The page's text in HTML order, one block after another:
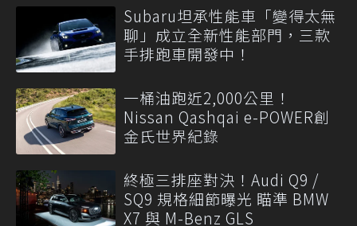
Subaru坦承性能車「變得太無
聊」成立全新性能部門，三款
手排跑車開發中！
一桶油跑近2,000公里！
Nissan Qashqai e-POWER創
金氏世界紀錄
終極三排座對決！Audi Q9 /
SQ9 規格細節曝光 瞄準 BMW
X7 與 M-Benz GLS